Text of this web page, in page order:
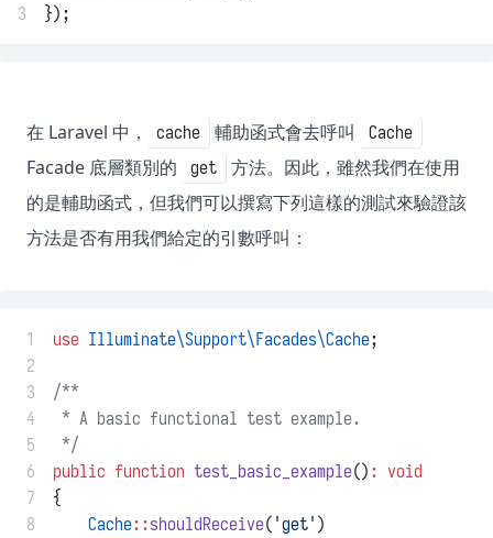
3
});
在 Laravel 中， cache 輔助函式會去呼叫 Cache
Facade 底層類別的 get
方法。因此，雖然我們在使用
的是輔助函式，但我們可以撰寫下列這樣的測試來驗證該
方法是否有用我們給定的引數呼叫：
1 use Illuminate\Support\Facades\Cache;
2
3
/**
4
* A basic functional test example.
5
*/
6
public function test_basic_example() : void
7
{
8
Cache::shouldReceive( 'get' )